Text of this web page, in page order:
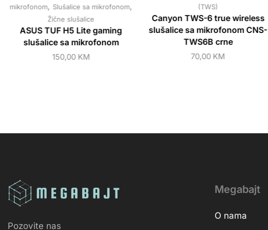
mikrofonom, Slušalice sa mikrofonom,
Žične slušalice
ASUS TUF H5 Lite gaming
slušalice sa mikrofonom
150,00 KM
(TWS)
Canyon TWS-6 true wireless
slušalice sa mikrofonom CNS-
TWS6B crne
70,00 KM
Pozovite nas
Megabajt
O nama